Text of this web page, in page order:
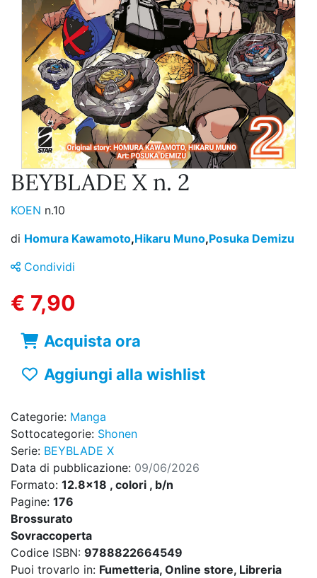
BEYBLADE X n. 2
KOEN n.10
di Homura Kawamoto,Hikaru Muno,Posuka Demizu
Condividi
€ 7,90
Acquista ora
Aggiungi alla wishlist
Categorie: Manga
Sottocategorie: Shonen
Serie: BEYBLADE X
Data di pubblicazione: 09/06/2026
Formato: 12.8x18 , colori , b/n
Pagine: 176
Brossurato
Sovraccoperta
Codice ISBN: 9788822664549
Puoi trovarlo in: Fumetteria, Online store, Libreria